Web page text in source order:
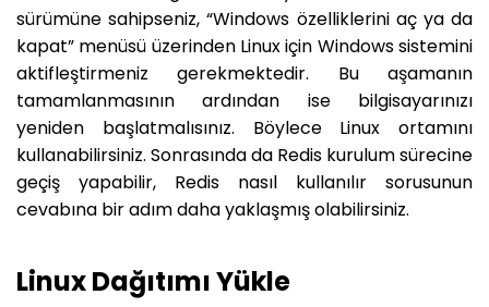
sürümüne sahipseniz, “Windows özelliklerini aç ya da
kapat” menüsü üzerinden Linux için Windows sistemini
aktifleştirmeniz gerekmektedir. Bu aşamanın
tamamlanmasının ardından ise bilgisayarınızı
yeniden başlatmalısınız. Böylece Linux ortamını
kullanabilirsiniz. Sonrasında da Redis kurulum sürecine
geçiş yapabilir, Redis nasıl kullanılır sorusunun
cevabına bir adım daha yaklaşmış olabilirsiniz.
Linux Dağıtımı Yükle